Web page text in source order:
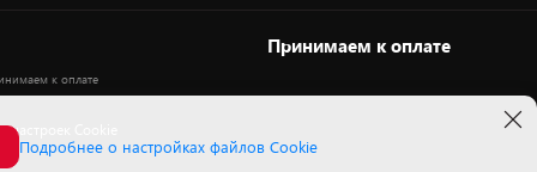
Принимаем к оплате
Cookie
Подробнее о настройках файлов Cookie